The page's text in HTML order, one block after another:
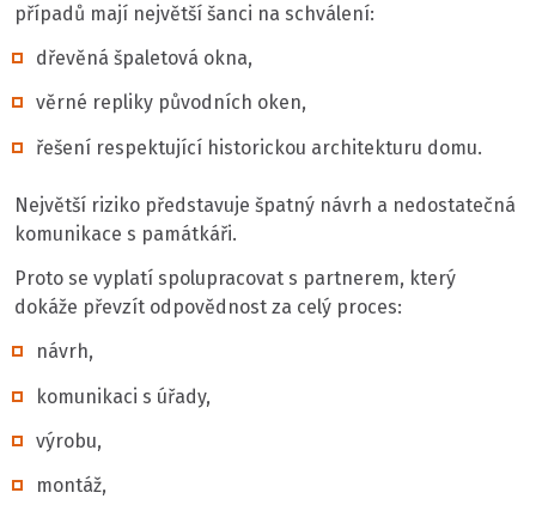
případů mají největší šanci na schválení:
dřevěná špaletová okna,
věrné repliky původních oken,
řešení respektující historickou architekturu domu.
Největší riziko představuje špatný návrh a nedostatečná
komunikace s památkáři.
Proto se vyplatí spolupracovat s partnerem, který
dokáže převzít odpovědnost za celý proces:
návrh,
komunikaci s úřady,
výrobu,
montáž,